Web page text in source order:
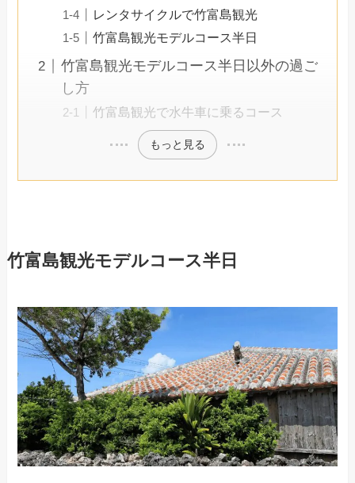
レンタサイクルで竹富島観光
竹富島観光モデルコース半日
竹富島観光モデルコース半日以外の過ご
し方
竹富島観光で水牛車に乗るコース
もっと見る
竹富島観光モデルコース半日